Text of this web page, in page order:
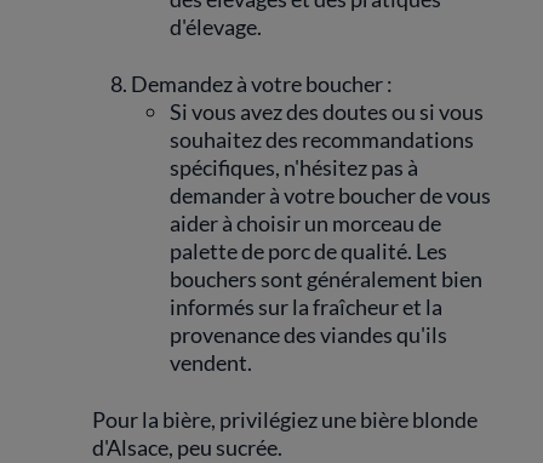
d'élevage.
Demandez à votre boucher :
Si vous avez des doutes ou si vous
souhaitez des recommandations
spécifiques, n'hésitez pas à
demander à votre boucher de vous
aider à choisir un morceau de
palette de porc de qualité. Les
bouchers sont généralement bien
informés sur la fraîcheur et la
provenance des viandes qu'ils
vendent.
Pour la bière, privilégiez une bière blonde
d'Alsace, peu sucrée.